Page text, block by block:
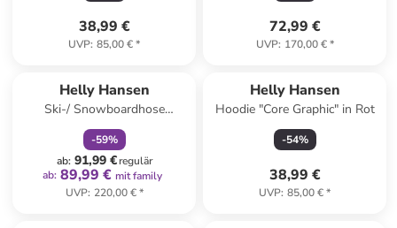
38,99 €
UVP: 85,00 €*
72,99 €
UVP: 170,00 €*
Helly Hansen
Ski-/ Snowboardhose
"Switch" in Gelb
-59%
ab: 91,99 €regulär
ab: 89,99 € mit family
UVP: 220,00 €*
Helly Hansen
Hoodie "Core Graphic" in Rot
-54%
38,99 €
UVP: 85,00 €*